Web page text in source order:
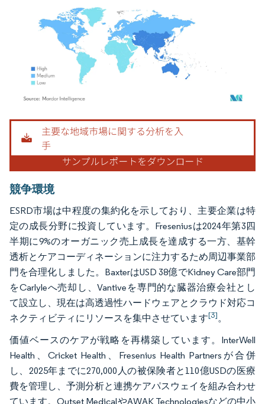
画像 © Mordor Intelligence。再利用にはCC BY 4.0の表示が必要です。
競争環境
ESRD市場は中程度の集約化を示しており、主要企業は特
定の成長分野に投資しています。Freseniusは2024年第3四
半期に9%のオーガニック売上成長を達成する一方、基幹
透析とケアコーディネーションに注力するため周辺事業部
門を合理化しました。BaxterはUSD 38億でKidney Care部門
をCarlyleへ売却し、Vantiveを専門的な臓器治療会社とし
て設立し、現在は高透過性ハードウェアとクラウド対応コ
ネクティビティにリソースを集中させています[3]。
価値ベースのケアが戦略を再構築しています。InterWell
Health、Cricket Health、Fresenius Health Partnersが合併
し、2025年までに270,000人の被保険者と110億USDの医療
費を管理し、予測分析と連携ケアパスウェイを組み合わせ
ています。Outset MedicalやAWAK Technologiesなどの中小